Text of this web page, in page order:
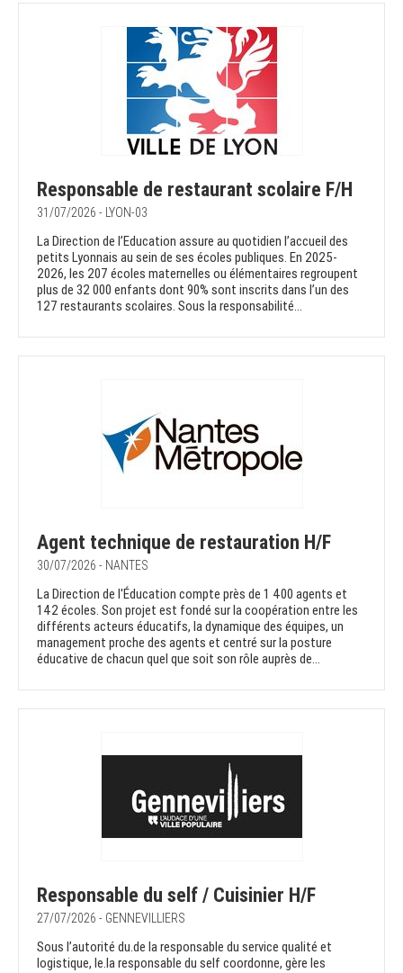
Responsable de restaurant scolaire F/H
31/07/2026 - LYON-03
La Direction de l’Education assure au quotidien l’accueil des
petits Lyonnais au sein de ses écoles publiques. En 2025-
2026, les 207 écoles maternelles ou élémentaires regroupent
plus de 32 000 enfants dont 90% sont inscrits dans l’un des
127 restaurants scolaires. Sous la responsabilité...
Agent technique de restauration H/F
30/07/2026 - NANTES
La Direction de l'Éducation compte près de 1 400 agents et
142 écoles. Son projet est fondé sur la coopération entre les
différents acteurs éducatifs, la dynamique des équipes, un
management proche des agents et centré sur la posture
éducative de chacun quel que soit son rôle auprès de...
Responsable du self / Cuisinier H/F
27/07/2026 - GENNEVILLIERS
Sous l’autorité du.de la responsable du service qualité et
logistique, le.la responsable du self coordonne, gère les